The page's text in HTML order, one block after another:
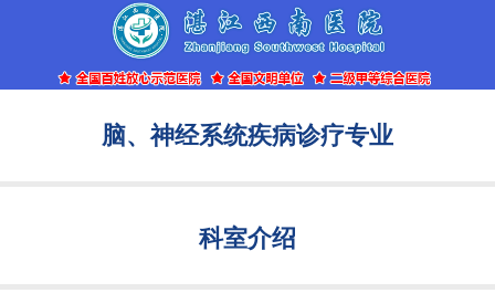
脑、神经系统疾病诊疗专业
科室介绍